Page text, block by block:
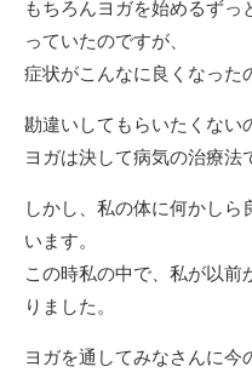
もちろんヨガを始めるず
っていたのですが、
症状がこんなに良くなった
勘違いしてもらいたくない
ヨガは決して病気の治療法
しかし、私の体に何かしら
います。
この時私の中で、私が以前
りました。
ヨガを通してみなさんに今